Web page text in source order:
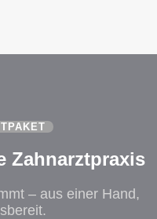
Zahnarztpraxis
– aus einer Hand,